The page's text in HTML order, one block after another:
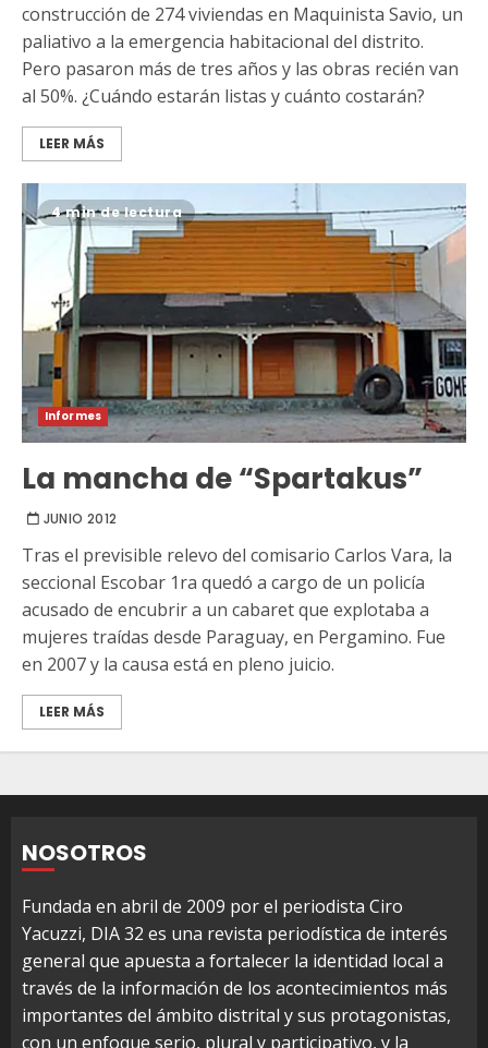
construcción de 274 viviendas en Maquinista Savio, un
paliativo a la emergencia habitacional del distrito.
Pero pasaron más de tres años y las obras recién van
al 50%. ¿Cuándo estarán listas y cuánto costarán?
LEER MÁS
4 min de lectura
Informes
La mancha de “Spartakus”
JUNIO 2012
Tras el previsible relevo del comisario Carlos Vara, la
seccional Escobar 1ra quedó a cargo de un policía
acusado de encubrir a un cabaret que explotaba a
mujeres traídas desde Paraguay, en Pergamino. Fue
en 2007 y la causa está en pleno juicio.
LEER MÁS
NOSOTROS
Fundada en abril de 2009 por el periodista Ciro
Yacuzzi, DIA 32 es una revista periodística de interés
general que apuesta a fortalecer la identidad local a
través de la información de los acontecimientos más
importantes del ámbito distrital y sus protagonistas,
con un enfoque serio, plural y participativo, y la